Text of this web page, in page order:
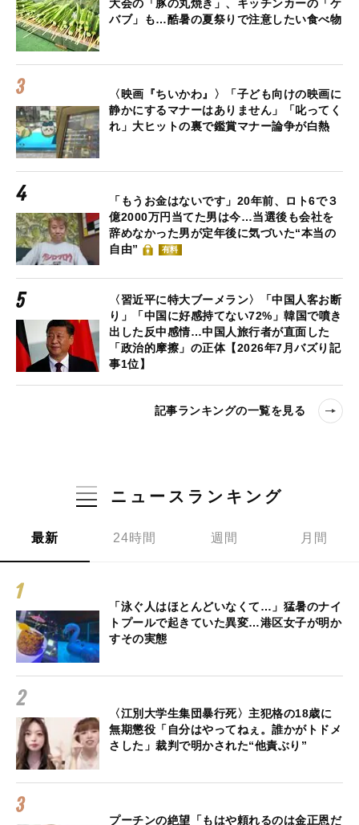
大会の「豚の丸焼き」、キッチンカーの「ケ
バブ」も…酷暑の夏祭りで注意したい食べ物
〈映画『ちいかわ』〉「子ども向けの映画に
静かにするマナーはありません」「叱ってく
れ」大ヒットの裏で鑑賞マナー論争が白熱
「もうお金はないです」20年前、ロト6で３
億2000万円当てた男は今…当選後も会社を
辞めなかった男が定年後に気づいた“本当の
自由”
有料
〈習近平に特大ブーメラン〉「中国人客お断
り」「中国に好感持てない72%」韓国で噴き
出した反中感情…中国人旅行者が直面した
「政治的摩擦」の正体【2026年7月バズり記
事1位】
記事ランキングの一覧を見る
ニュースランキング
最新 24時間 週間 月間
「泳ぐ人はほとんどいなくて…」猛暑のナイ
トプールで起きていた異変…港区女子が明か
すその実態
〈江別大学生集団暴行死〉主犯格の18歳に
無期懲役「自分はやってねぇ。誰かがトドメ
さした」裁判で明かされた“他責ぶり”
プーチンの絶望「もはや頼れるのは金正恩だ